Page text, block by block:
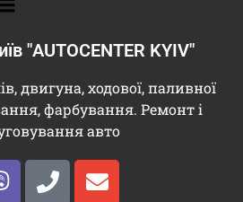
"AUTOCENTER KYIV"
двигуна, ходової, паливної
фарбування. Ремонт і
авто